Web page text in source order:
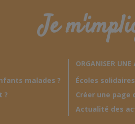
Je
malades ?
?
ORGANISER
Écoles solidaires
Créer une page
Actualité des